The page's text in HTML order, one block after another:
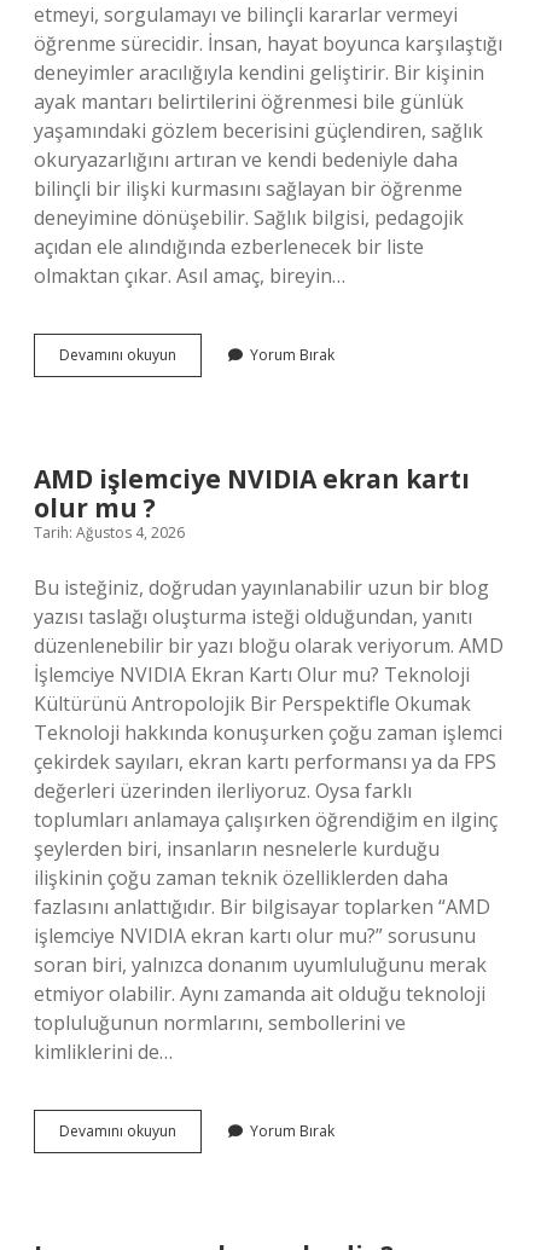
etmeyi, sorgulamayı ve bilinçli kararlar vermeyi
öğrenme sürecidir. İnsan, hayat boyunca karşılaştığı
deneyimler aracılığıyla kendini geliştirir. Bir kişinin
ayak mantarı belirtilerini öğrenmesi bile günlük
yaşamındaki gözlem becerisini güçlendiren, sağlık
okuryazarlığını artıran ve kendi bedeniyle daha
bilinçli bir ilişki kurmasını sağlayan bir öğrenme
deneyimine dönüşebilir. Sağlık bilgisi, pedagojik
açıdan ele alındığında ezberlenecek bir liste
olmaktan çıkar. Asıl amaç, bireyin…
Devamını okuyun
mantarı
Yorum Bırak
AMD işlemciye NVIDIA ekran kartı
olur mu ?
Tarih: Ağustos 4, 2026
Bu isteğiniz, doğrudan yayınlanabilir uzun bir blog
yazısı taslağı oluşturma isteği olduğundan, yanıtı
düzenlenebilir bir yazı bloğu olarak veriyorum. AMD
İşlemciye NVIDIA Ekran Kartı Olur mu? Teknoloji
Kültürünü Antropolojik Bir Perspektifle Okumak
Teknoloji hakkında konuşurken çoğu zaman işlemci
çekirdek sayıları, ekran kartı performansı ya da FPS
değerleri üzerinden ilerliyoruz. Oysa farklı
toplumları anlamaya çalışırken öğrendiğim en ilginç
şeylerden biri, insanların nesnelerle kurduğu
ilişkinin çoğu zaman teknik özelliklerden daha
fazlasını anlattığıdır. Bir bilgisayar toplarken “AMD
işlemciye NVIDIA ekran kartı olur mu?” sorusunu
soran biri, yalnızca donanım uyumluluğunu merak
etmiyor olabilir. Aynı zamanda ait olduğu teknoloji
topluluğunun normlarını, sembollerini ve
kimliklerini de…
Devamını okuyun
işlemciye
Yorum Bırak